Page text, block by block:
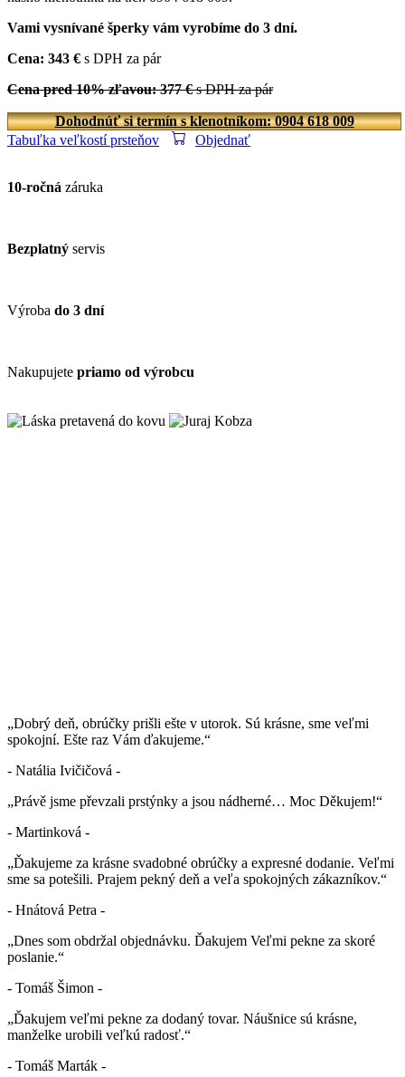
Vami vysnívané šperky vám vyrobíme do 3 dní.
Cena: 343 € s DPH za pár
Cena pred 10% zľavou: 377 €s DPH za pár
Dohodnúť si termín s klenotníkom: 0904 618 009
Tabuľka veľkostí prsteňov
Objednať
10-ročná záruka
Bezplatný servis
Výroba do 3 dní
Nakupujete priamo od výrobcu
„Dobrý deň, obrúčky prišli ešte v utorok. Sú krásne, sme veľmi
spokojní. Ešte raz Vám ďakujeme.“
- Natália Ivičičová -
„Právě jsme převzali prstýnky a jsou nádherné… Moc Děkujem!“
- Martinková -
„Ďakujeme za krásne svadobné obrúčky a expresné dodanie. Veľmi
sme sa potešili. Prajem pekný deň a veľa spokojných zákazníkov.“
- Hnátová Petra -
„Dnes som obdržal objednávku. Ďakujem Veľmi pekne za skoré
poslanie.“
- Tomáš Šimon -
„Ďakujem veľmi pekne za dodaný tovar. Náušnice sú krásne,
manželke urobili veľkú radosť.“
- Tomáš Marták -